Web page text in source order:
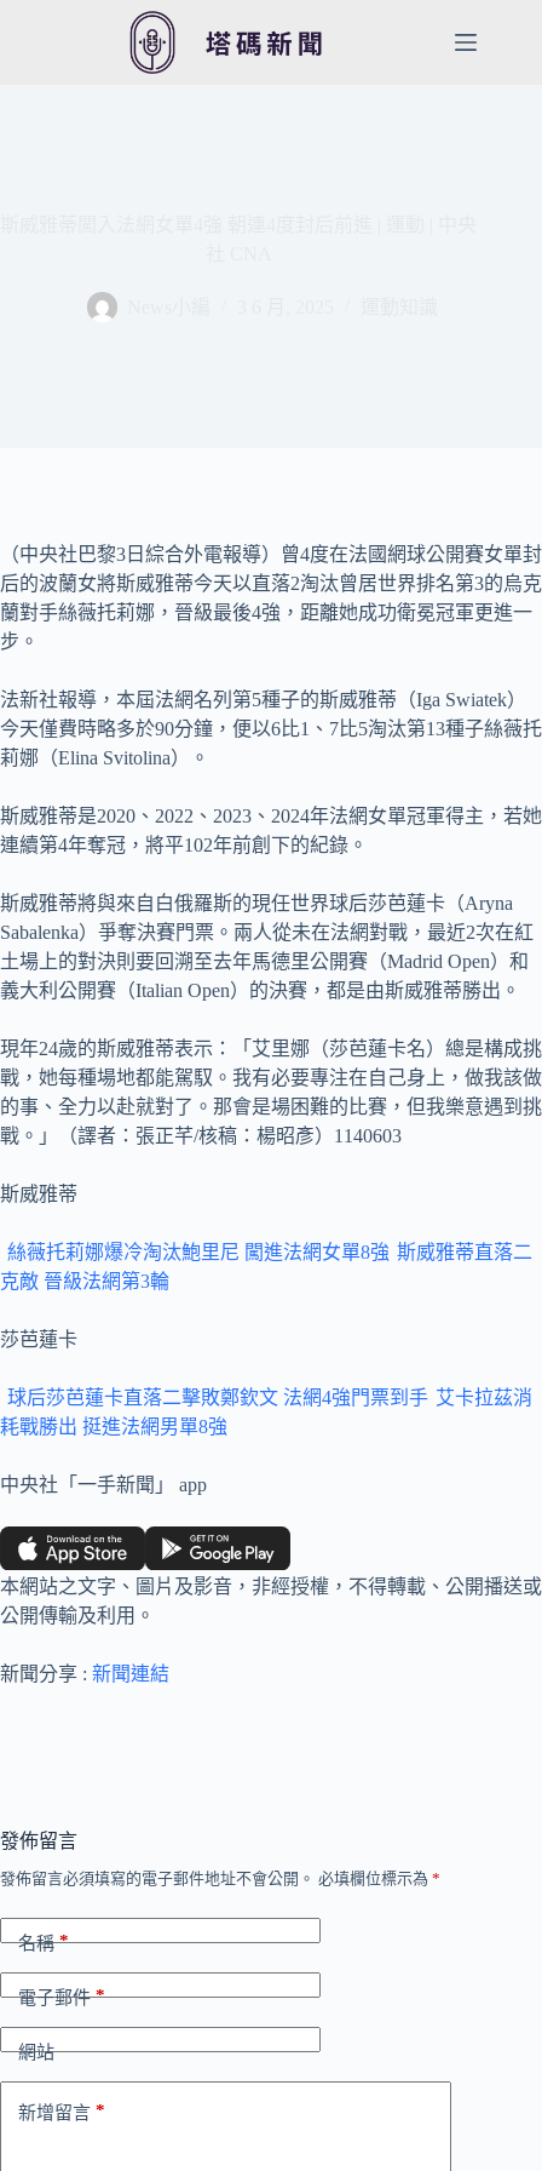
（中央社巴黎3日綜合外電報導）曾4度在法國網球公開賽女單封
后的波蘭女將斯威雅蒂今天以直落2淘汰曾居世界排名第3的烏克
蘭對手絲薇托莉娜，晉級最後4強，距離她成功衛冕冠軍更進一
步。
法新社報導，本屆法網名列第5種子的斯威雅蒂（Iga Swiatek）
今天僅費時略多於90分鐘，便以6比1、7比5淘汰第13種子絲薇托
莉娜（Elina Svitolina）。
斯威雅蒂是2020、2022、2023、2024年法網女單冠軍得主，若她
連續第4年奪冠，將平102年前創下的紀錄。
斯威雅蒂將與來自白俄羅斯的現任世界球后莎芭蓮卡（Aryna
Sabalenka）爭奪決賽門票。兩人從未在法網對戰，最近2次在紅
土場上的對決則要回溯至去年馬德里公開賽（Madrid Open）和
義大利公開賽（Italian Open）的決賽，都是由斯威雅蒂勝出。
現年24歲的斯威雅蒂表示：「艾里娜（莎芭蓮卡名）總是構成挑
戰，她每種場地都能駕馭。我有必要專注在自己身上，做我該做
的事、全力以赴就對了。那會是場困難的比賽，但我樂意遇到挑
戰。」（譯者：張正芊/核稿：楊昭彥）1140603
斯威雅蒂
絲薇托莉娜爆冷淘汰鮑里尼 闖進法網女單8強 斯威雅蒂直落二
克敵 晉級法網第3輪
莎芭蓮卡
球后莎芭蓮卡直落二擊敗鄭欽文 法網4強門票到手 艾卡拉茲消
耗戰勝出 挺進法網男單8強
中央社「一手新聞」 app
本網站之文字、圖片及影音，非經授權，不得轉載、公開播送或
公開傳輸及利用。
新聞分享 : 新聞連結
發佈留言
發佈留言必須填寫的電子郵件地址不會公開。 必填欄位標示為 *
名稱*
電子郵件*
網站
新增留言 *